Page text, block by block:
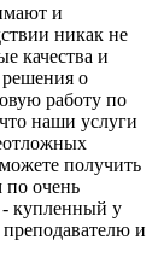
и
никак не
качества и
решения о
работу по
наши услуги
получить
по очень
- купленный у
преподавателю и